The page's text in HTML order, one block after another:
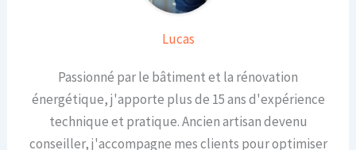
Lucas
Passionné par le bâtiment et la rénovation
énergétique, j'apporte plus de 15 ans d'expérience
technique et pratique. Ancien artisan devenu
conseiller, j'accompagne mes clients pour optimiser